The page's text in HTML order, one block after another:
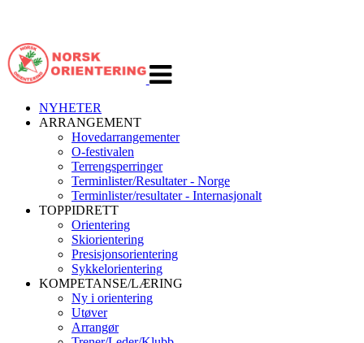
navigasjon
NYHETER
ARRANGEMENT
Hovedarrangementer
O-festivalen
Terrengsperringer
Terminlister/Resultater - Norge
Terminlister/resultater - Internasjonalt
TOPPIDRETT
Orientering
Skiorientering
Presisjonsorientering
Sykkelorientering
KOMPETANSE/LÆRING
Ny i orientering
Utøver
Arrangør